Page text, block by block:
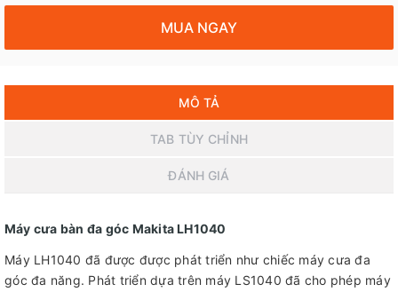
MUA NGAY
MÔ TẢ
TAB TÙY CHỈNH
ĐÁNH GIÁ
Máy cưa bàn đa góc Makita LH1040
Máy LH1040 đã được được phát triển như chiếc máy cưa đa
góc đa năng. Phát triển dựa trên máy LS1040 đã cho phép máy